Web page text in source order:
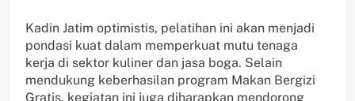
‎‎Kadin Jatim optimistis, pelatihan ini akan menjadi
pondasi kuat dalam memperkuat mutu tenaga
kerja di sektor kuliner dan jasa boga. Selain
mendukung keberhasilan program Makan Bergizi
Gratis, kegiatan ini juga diharapkan mendorong